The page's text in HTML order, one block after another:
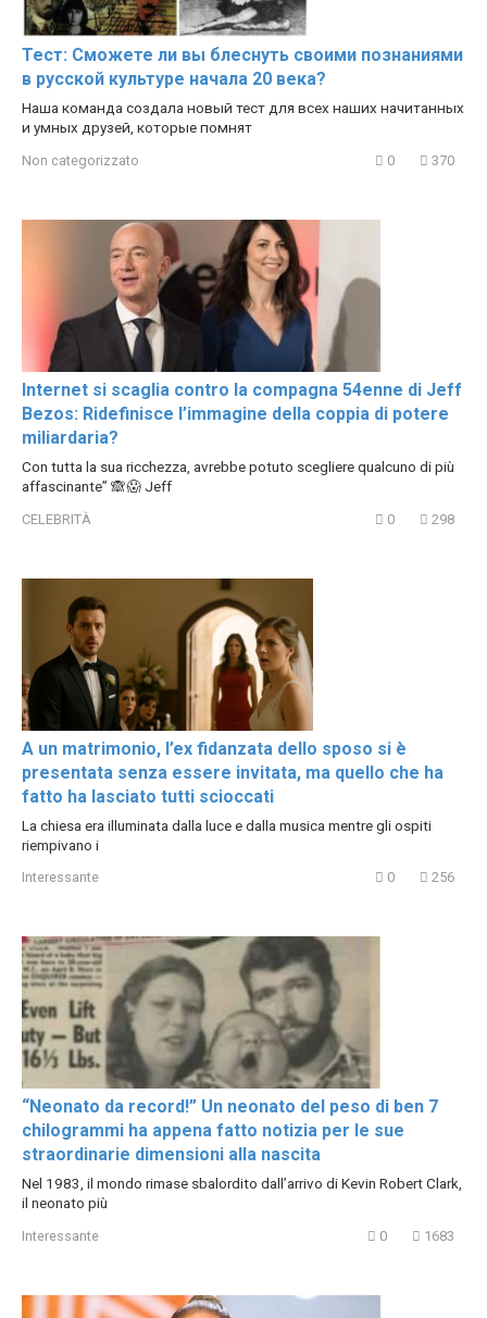
Тест: Сможете ли вы блеснуть своими познаниями
в русской культуре начала 20 века?
Наша команда создала новый тест для всех наших начитанных
и умных друзей, которые помнят
Non categorizzato 0 370
Internet si scaglia contro la compagna 54enne di Jeff
Bezos: Ridefinisce l’immagine della coppia di potere
miliardaria?
Con tutta la sua ricchezza, avrebbe potuto scegliere qualcuno di più
affascinante” 🙈😱 Jeff
CELEBRITÀ 0 298
A un matrimonio, l’ex fidanzata dello sposo si è
presentata senza essere invitata, ma quello che ha
fatto ha lasciato tutti scioccati
La chiesa era illuminata dalla luce e dalla musica mentre gli ospiti
riempivano i
Interessante 0 256
“Neonato da record!” Un neonato del peso di ben 7
chilogrammi ha appena fatto notizia per le sue
straordinarie dimensioni alla nascita
Nel 1983, il mondo rimase sbalordito dall’arrivo di Kevin Robert Clark,
il neonato più
Interessante 0 1683